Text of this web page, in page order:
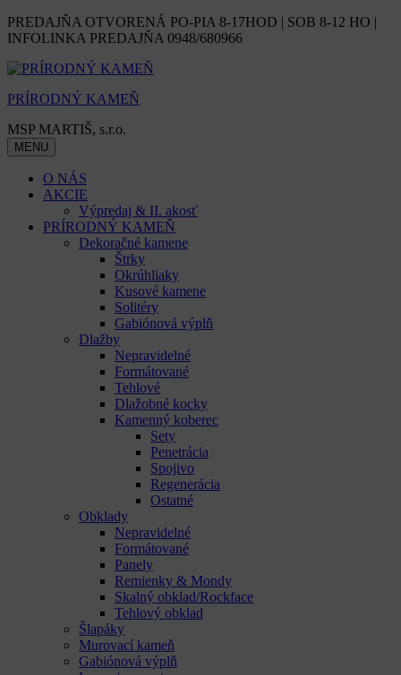
Skip
to
PREDAJŇA OTVORENÁ PO-PIA 8-17HOD | SOB 8-12 HO |
INFOLINKA PREDAJŇA 0948/680966
PRÍRODNÝ KAMEŇ
MSP MARTIŠ, s.r.o.
MENU
O NÁS
AKCIE
Výpredaj & II. akosť
PRÍRODNÝ KAMEŇ
Dekoračné kamene
Štrky
Okrúhliaky
Kusové kamene
Solitéry
Gabiónová výplň
Dlažby
Nepravidelné
Formátované
Tehlové
Dlažobné kocky
Kamenný koberec
Sety
Penetrácia
Spojivo
Regenerácia
Ostatné
Obklady
Nepravidelné
Formátované
Panely
Remienky & Mondy
Skalný obklad/Rockface
Tehlový obklad
Šlapáky
Murovací kameň
Gabiónová výplň